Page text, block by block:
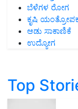
ಬೆಳೆಗಳ ರೋಗ
ಕೃಷಿ
ಆಡು ಸಾಕಾಣಿಕೆ
ಉದ್ಯೋಗ
Top